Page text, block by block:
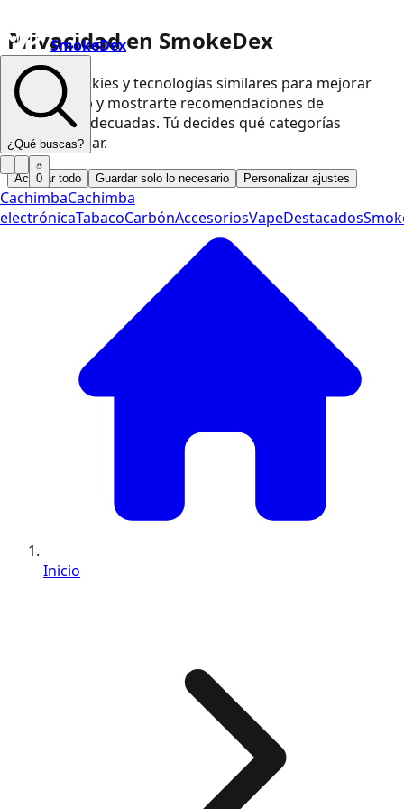
Privacidad en SmokeDex
Usamos cookies y tecnologías similares para mejorar
nuestra web y mostrarte recomendaciones de
productos adecuadas. Tú decides qué categorías
podemos usar.
Aceptar todo Guardar solo lo necesario Personalizar ajustes
SmokeDex
¿Qué buscas?
0
CachimbaCachimba
electrónicaTabacoCarbónAccesoriosVapeDestacados
Inicio